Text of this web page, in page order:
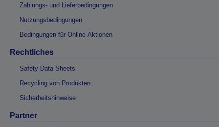
Zahlungs- und Lieferbedingungen
Nutzungsbedingungen
Bedingungen für Online-Aktionen
Rechtliches
Safety Data Sheets
Recycling von Produkten
Sicherheitshinweise
Partner